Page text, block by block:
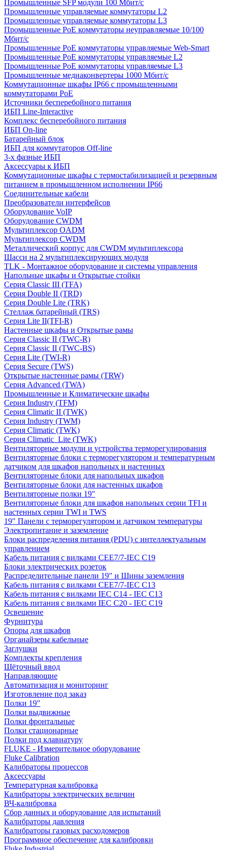
Промышленные SFP модули 100 Мбит/c
Промышленные управляемые коммутаторы L2
Промышленные управляемые коммутаторы L3
Промышленные PoE коммутаторы неуправляемые 10/100
Мбит/с
Промышленные PoE коммутаторы управляемые Web-Smart
Промышленные PoE коммутаторы управляемые L2
Промышленные PoE коммутаторы управляемые L3
Промышленные медиаконвертеры 1000 Мбит/с
Коммутационные шкафы IP66 c промышленными
коммутаторами PoE
Источники бесперебойного питания
ИБП Line-Interactive
Комплекс бесперебойного питания
ИБП On-line
Батарейный блок
ИБП для коммутаторов Off-line
3-х фазные ИБП
Аксессуары к ИБП
Коммутационные шкафы с термостабилизацией и резервным
питанием в промышленном исполнении IP66
Соединительные кабели
Преобразователи интерфейсов
Оборудование VoIP
Оборудование CWDM
Мультиплекcор OADM
Мультиплексор CWDM
Металлический корпус для CWDM мультиплексора
Шасси на 2 мультиплексирующих модуля
TLK - Монтажное оборудование и системы управления
Напольные шкафы и Открытые стойки
Серия Classic III (TFA)
Серия Double II (TRD)
Серия Double Lite (TRK)
Стеллаж батарейный (TRS)
Серия Lite II(TFI-R)
Настенные шкафы и Открытые рамы
Серия Classic II (TWC-R)
Серия Classic II (TWC-BS)
Серия Lite (TWI-R)
Серия Secure (TWS)
Открытые настенные рамы (TRW)
Серия Advanced (TWA)
Промышленные и Климатические шкафы
Серия Industry (TFM)
Серия Climatic II (TWK)
Серия Industry (TWM)
Серия Climatic (TWK)
Серия Climatic_Lite (TWK)
Вентиляторные модули и устройства терморегулирования
Вентиляторные блоки с терморегулятором и температурным
датчиком для шкафов напольных и настенных
Вентиляторные блоки для напольных шкафов
Вентиляторные блоки для настенных шкафов
Вентиляторные полки 19"
Вентиляторные блоки для шкафов напольных серии TFI и
настенных серии TWI и TWS
19" Панели с терморегулятором и датчиком температуры
Электропитание и заземление
Блоки распределения питания (PDU) с интеллектуальным
управлением
Кабель питания с вилками CEE7/7-IEC C19
Блоки электрических розеток
Распределительные панели 19" и Шины заземления
Кабель питания с вилками CEE7/7-IEC C13
Кабель питания с вилками IEC C14 - IEC C13
Кабель питания с вилками IEC C20 - IEC C19
Освещение
Фурнитура
Опоры для шкафов
Органайзеры кабельные
Заглушки
Комплекты крепления
Щёточный ввод
Направляющие
Автоматизация и мониторинг
Изготовление под заказ
Полки 19"
Полки выдвижные
Полки фронтальные
Полки стационарные
Полки под клавиатуру
FLUKE - Измерительное оборудование
Fluke Calibration
Калибраторы процессов
Аксессуары
Температурная калибровка
Калибраторы электрических величин
ВЧ-калибровка
Сбор данных и оборудование для испытаний
Калибраторы давления
Калибраторы газовых расходомеров
Программное обеспечение для калибровки